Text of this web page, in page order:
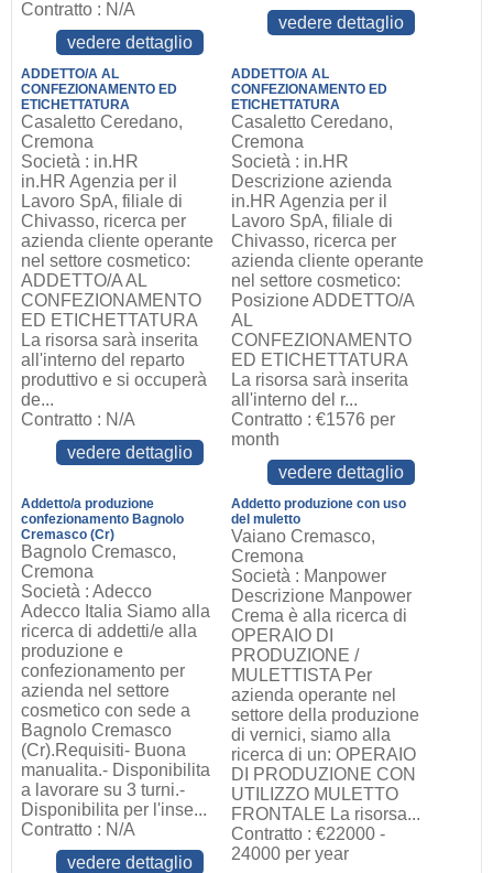
Contratto : N/A
vedere dettaglio
vedere dettaglio
ADDETTO/A AL
CONFEZIONAMENTO ED
ETICHETTATURA
Casaletto Ceredano,
Cremona
Società : in.HR
in.HR Agenzia per il
Lavoro SpA, filiale di
Chivasso, ricerca per
azienda cliente operante
nel settore cosmetico:
ADDETTO/A AL
CONFEZIONAMENTO
ED ETICHETTATURA
La risorsa sarà inserita
all'interno del reparto
produttivo e si occuperà
de...
Contratto : N/A
vedere dettaglio
ADDETTO/A AL
CONFEZIONAMENTO ED
ETICHETTATURA
Casaletto Ceredano,
Cremona
Società : in.HR
Descrizione azienda
in.HR Agenzia per il
Lavoro SpA, filiale di
Chivasso, ricerca per
azienda cliente operante
nel settore cosmetico:
Posizione ADDETTO/A
AL
CONFEZIONAMENTO
ED ETICHETTATURA
La risorsa sarà inserita
all'interno del r...
Contratto : €1576 per
month
vedere dettaglio
Addetto/a produzione
confezionamento Bagnolo
Cremasco (Cr)
Bagnolo Cremasco,
Cremona
Società : Adecco
Adecco Italia Siamo alla
ricerca di addetti/e alla
produzione e
confezionamento per
azienda nel settore
cosmetico con sede a
Bagnolo Cremasco
(Cr).Requisiti- Buona
manualita.- Disponibilita
a lavorare su 3 turni.-
Disponibilita per l'inse...
Contratto : N/A
vedere dettaglio
Addetto produzione con uso
del muletto
Vaiano Cremasco,
Cremona
Società : Manpower
Descrizione Manpower
Crema è alla ricerca di
OPERAIO DI
PRODUZIONE /
MULETTISTA Per
azienda operante nel
settore della produzione
di vernici, siamo alla
ricerca di un: OPERAIO
DI PRODUZIONE CON
UTILIZZO MULETTO
FRONTALE La risorsa...
Contratto : €22000 -
24000 per year